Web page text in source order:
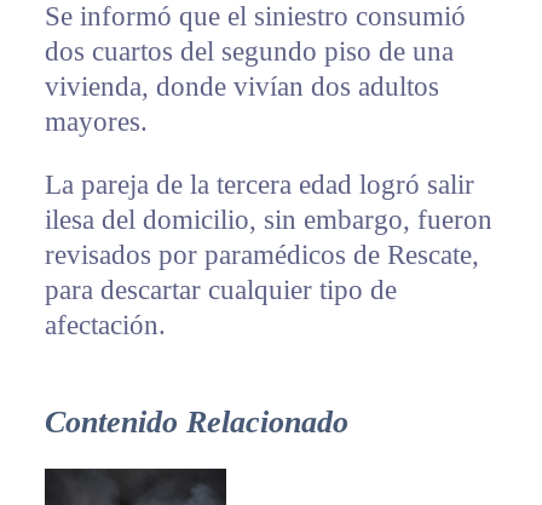
Se informó que el siniestro consumió
dos cuartos del segundo piso de una
vivienda, donde vivían dos adultos
mayores.
La pareja de la tercera edad logró salir
ilesa del domicilio, sin embargo, fueron
revisados por paramédicos de Rescate,
para descartar cualquier tipo de
afectación.
Contenido Relacionado